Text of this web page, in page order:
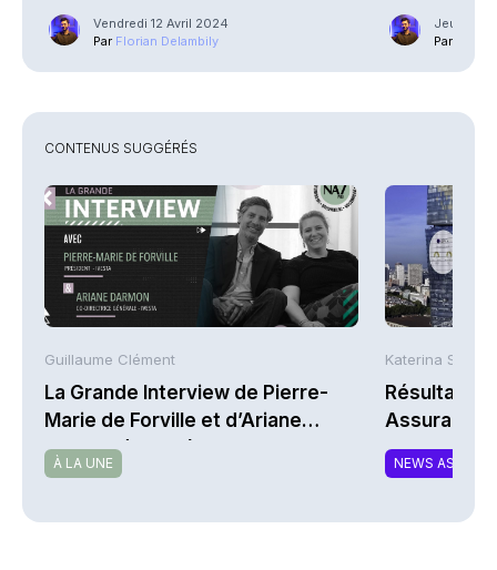
Vendredi 12 Avril 2024
Par Florian Delambily
Jeudi 11
Par
CONTENUS SUGGÉRÉS
Guillaume Clément
La Grande Interview de Pierre-
Marie de Forville et d’Ariane
Darmon (Ivesta)
À LA UNE
Katerina
Résultats
NEWS